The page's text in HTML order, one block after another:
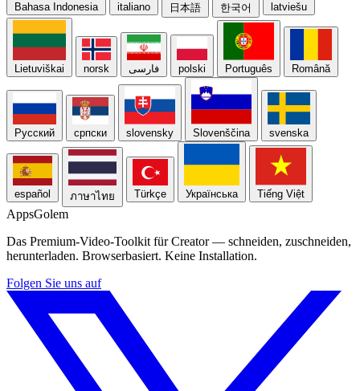
Bahasa Indonesia italiano 日本語 한국어 latviešu
Lietuviškai norsk فارسی polski Português Română
Русский српски slovensky Slovenščina svenska
español ภาษาไทย Türkçe Українська Tiếng Việt
AppsGolem
Das Premium-Video-Toolkit für Creator — schneiden, zuschneiden,
herunterladen. Browserbasiert. Keine Installation.
Folgen Sie uns auf